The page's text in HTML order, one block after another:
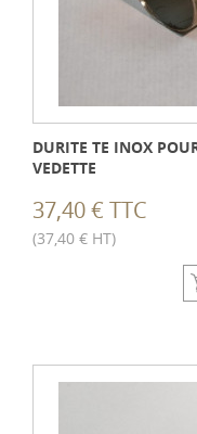
DURITE TE INOX
VEDETTE
37,40 € TTC
(37,40 € HT)